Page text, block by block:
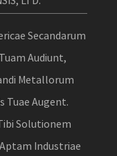
Secandarum
Audiunt,
Metallorum
Tuae Augent.
Solutionem
Industriae